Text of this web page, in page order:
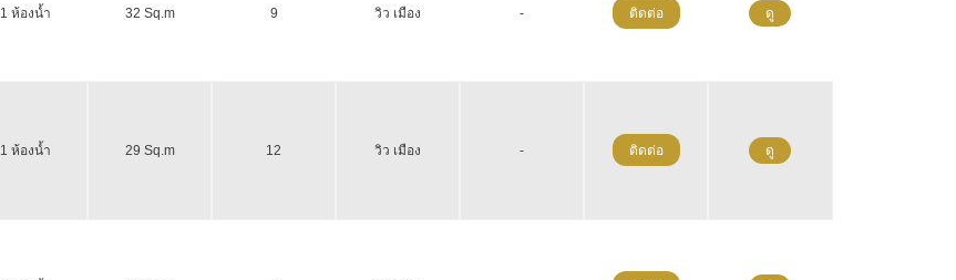
1 ห้องน้ำ 32 Sq.m 9 วิว เมือง - ติดต่อ ดู
1 ห้องน้ำ 29 Sq.m 12 วิว เมือง - ติดต่อ ดู